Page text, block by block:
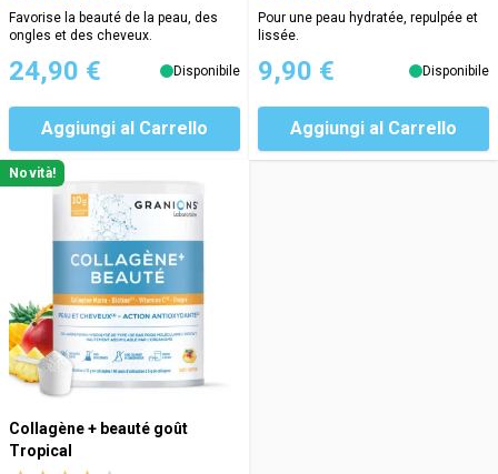
Favorise la beauté de la peau, des
ongles et des cheveux.
24,90 € Disponibile
Aggiungi al Carrello
Pour une peau hydratée, repulpée et
lissée.
9,90 € Disponibile
Aggiungi al Carrello
Novità!
Collagène + beauté goût
Tropical